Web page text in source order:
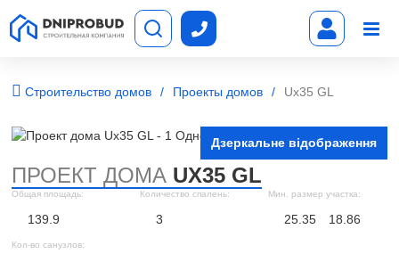
Строительство домов Проекты домов Ux35 GL
Дзеркальне відображення
ПРОЕКТ ДОМА UX35 GL
Общая площадь:
139.9
Количество спалень:
3
Мин. размер участка:
25.35 18.86
Кол-во санузлов: